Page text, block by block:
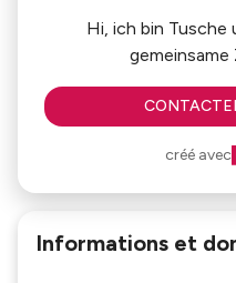
Hi, ich bin Tusche
gemeinsame
créé avec
Informations et